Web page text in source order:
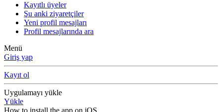
Kayıtlı üyeler
Şu anki ziyaretçiler
Yeni profil mesajları
Profil mesajlarında ara
Menü
Giriş yap
Kayıt ol
Uygulamayı yükle
Yükle